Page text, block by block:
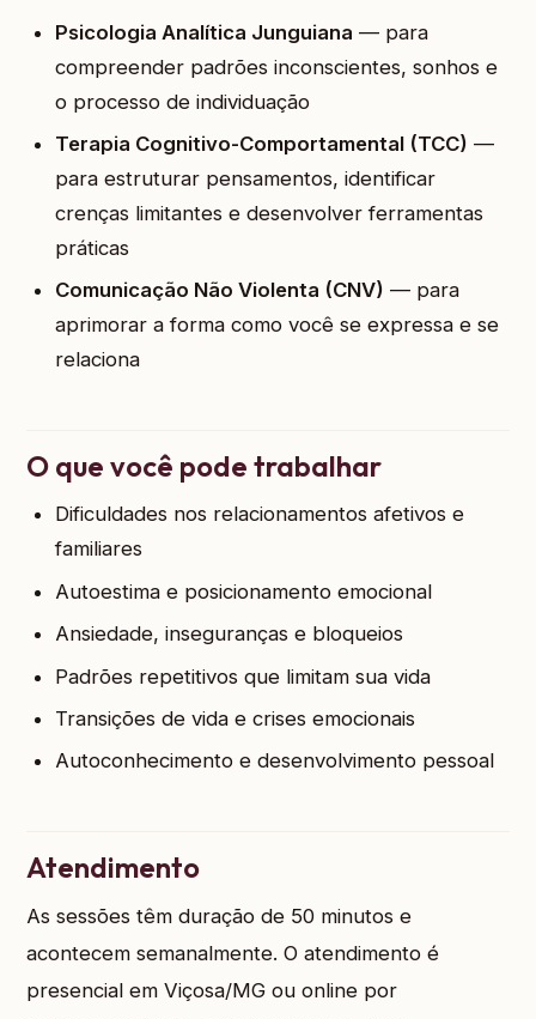
Psicologia Analítica Junguiana — para
compreender padrões inconscientes, sonhos e
o processo de individuação
Terapia Cognitivo-Comportamental (TCC) —
para estruturar pensamentos, identificar
crenças limitantes e desenvolver ferramentas
práticas
Comunicação Não Violenta (CNV) — para
aprimorar a forma como você se expressa e se
relaciona
O que você pode trabalhar
Dificuldades nos relacionamentos afetivos e
familiares
Autoestima e posicionamento emocional
Ansiedade, inseguranças e bloqueios
Padrões repetitivos que limitam sua vida
Transições de vida e crises emocionais
Autoconhecimento e desenvolvimento pessoal
Atendimento
As sessões têm duração de 50 minutos e
acontecem semanalmente. O atendimento é
presencial em Viçosa/MG ou online por